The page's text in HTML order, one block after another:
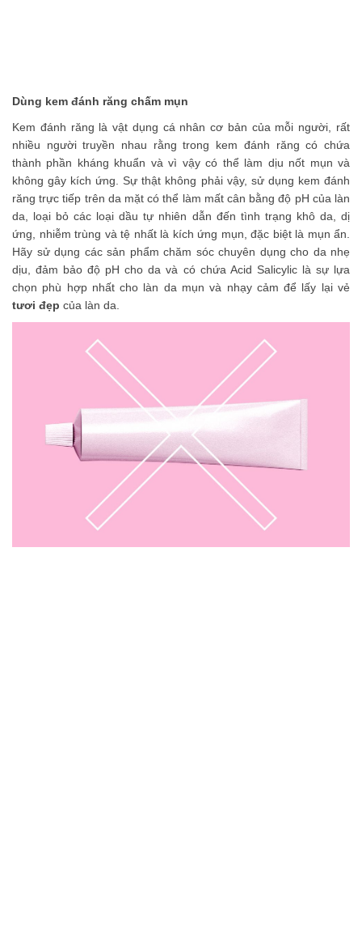
Dùng kem đánh răng chấm mụn
Kem đánh răng là vật dụng cá nhân cơ bản của mỗi người, rất
nhiều người truyền nhau rằng trong kem đánh răng có chứa
thành phần kháng khuẩn và vì vậy có thể làm dịu nốt mụn và
không gây kích ứng. Sự thật không phải vậy, sử dụng kem đánh
răng trực tiếp trên da mặt có thể làm mất cân bằng độ pH của làn
da, loại bỏ các loại dầu tự nhiên dẫn đến tình trạng khô da, dị
ứng, nhiễm trùng và tệ nhất là kích ứng mụn, đặc biệt là mụn ẩn.
Hãy sử dụng các sản phẩm chăm sóc chuyên dụng cho da nhẹ
dịu, đảm bảo độ pH cho da và có chứa Acid Salicylic là sự lựa
chọn phù hợp nhất cho làn da mụn và nhạy cảm để lấy lại vẻ
tươi đẹp của làn da.